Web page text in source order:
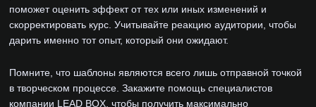
поможет оценить эффект от тех или иных изменений и
скорректировать курс. Учитывайте реакцию аудитории, чтобы
дарить именно тот опыт, который они ожидают.
Помните, что шаблоны являются всего лишь отправной точкой
в творческом процессе. Закажите помощь специалистов
компании LEAD BOX, чтобы получить максимально